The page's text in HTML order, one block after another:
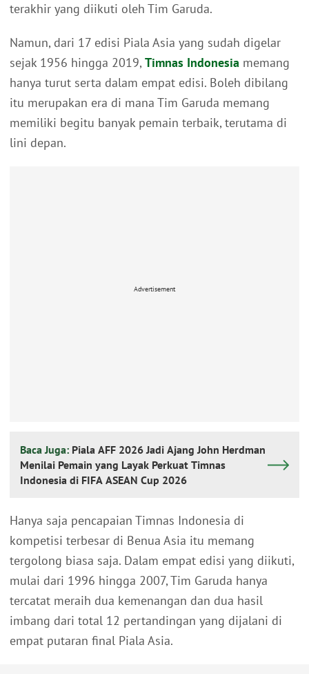
terakhir yang diikuti oleh Tim Garuda.
Namun, dari 17 edisi Piala Asia yang sudah digelar
sejak 1956 hingga 2019, Timnas Indonesia memang
hanya turut serta dalam empat edisi. Boleh dibilang
itu merupakan era di mana Tim Garuda memang
memiliki begitu banyak pemain terbaik, terutama di
lini depan.
Advertisement
Baca Juga: Piala AFF 2026 Jadi Ajang John Herdman
Menilai Pemain yang Layak Perkuat Timnas
Indonesia di FIFA ASEAN Cup 2026
Hanya saja pencapaian Timnas Indonesia di
kompetisi terbesar di Benua Asia itu memang
tergolong biasa saja. Dalam empat edisi yang diikuti,
mulai dari 1996 hingga 2007, Tim Garuda hanya
tercatat meraih dua kemenangan dan dua hasil
imbang dari total 12 pertandingan yang dijalani di
empat putaran final Piala Asia.